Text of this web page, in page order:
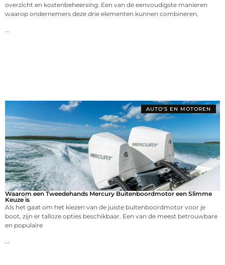
overzicht en kostenbeheersing. Een van de eenvoudigste manieren
waarop ondernemers deze drie elementen kunnen combineren,
...
AUTO'S EN MOTOREN
Waarom een Tweedehands Mercury Buitenboordmotor een Slimme
Keuze is
Als het gaat om het kiezen van de juiste buitenboordmotor voor je
boot, zijn er talloze opties beschikbaar. Een van de meest betrouwbare
en populaire
...